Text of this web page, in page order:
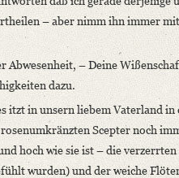
und mit vielem Vergnügen
- Staats- und
hs. m. U.
– aber nimm ihn immer
Abwesenheit, – Deine
dazu.
itzt in unsern liebem Vaterland
Scepter noch
hoch wie sie ist – die
wurden) und der weiche